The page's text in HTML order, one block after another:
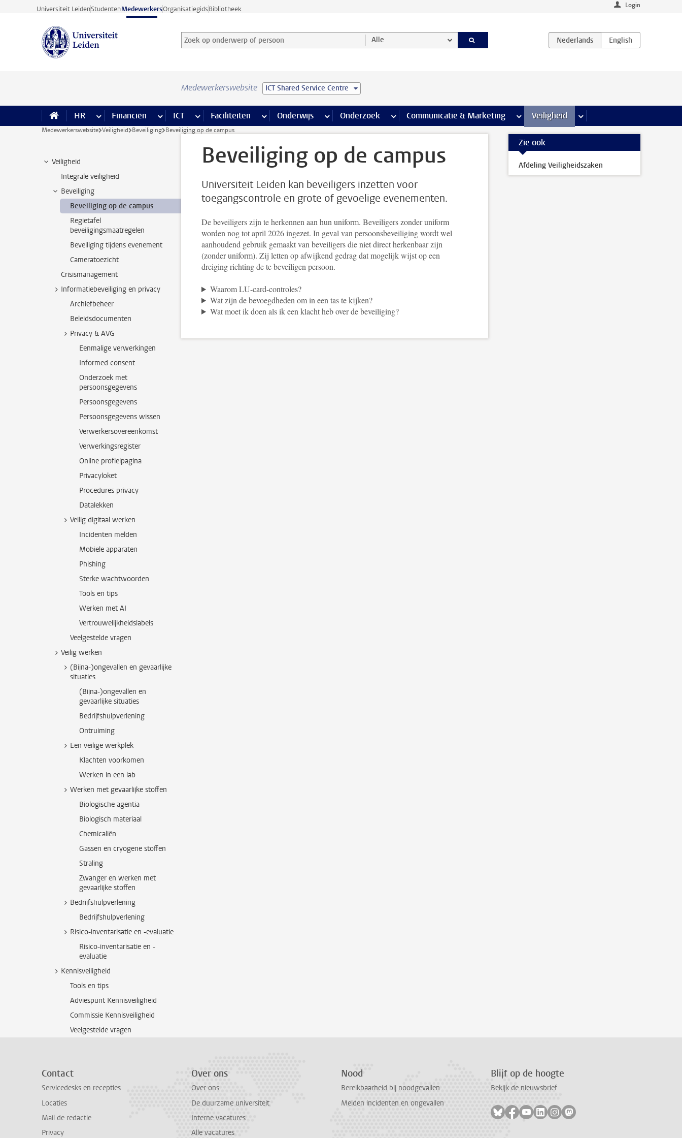
Ga direct naar de inhoud
Universiteit LeidenStudentenMedewerkersOrganisatiegidsBibliotheek Login
Zoek op onderwerp of persoon en selecteer categorie
Zoekterm Alle
Medewerkerswebsite ICT Shared Service Centre
HR meer HR pagina’s
Financiën meer Financiën pagina’s
ICT meer ICT pagina’s
Faciliteiten meer Faciliteiten pagina’s
Onderwijs meer Onderwijs pagina’s
Onderzoek meer Onderzoek pagina’s
Communicatie & Marketing meer Communicatie & Marketing pagina’s
Veiligheid meer Veiligheid pagina’s
Medewerkerswebsite Veiligheid Beveiliging Beveiliging op de campus
Veiligheid
Integrale veiligheid
Beveiliging
Beveiliging op de campus
Regietafel
beveiligingsmaatregelen
Beveiliging tijdens evenement
Cameratoezicht
Crisismanagement
Informatiebeveiliging en privacy
Archiefbeheer
Beleidsdocumenten
Privacy & AVG
Eenmalige verwerkingen
Informed consent
Onderzoek met
persoonsgegevens
Persoonsgegevens
Persoonsgegevens wissen
Verwerkersovereenkomst
Verwerkingsregister
Online profielpagina
Privacyloket
Procedures privacy
Datalekken
Veilig digitaal werken
Incidenten melden
Mobiele apparaten
Phishing
Sterke wachtwoorden
Tools en tips
Werken met AI
Vertrouwelijkheidslabels
Veelgestelde vragen
Veilig werken
(Bijna-)ongevallen en gevaarlijke
situaties
(Bijna-)ongevallen en
gevaarlijke situaties
Bedrijfshulpverlening
Ontruiming
Een veilige werkplek
Klachten voorkomen
Werken in een lab
Werken met gevaarlijke stoffen
Biologische agentia
Biologisch materiaal
Chemicaliën
Gassen en cryogene stoffen
Straling
Zwanger en werken met
gevaarlijke stoffen
Bedrijfshulpverlening
Bedrijfshulpverlening
Risico-inventarisatie en -evaluatie
Risico-inventarisatie en -
evaluatie
Kennisveiligheid
Tools en tips
Adviespunt Kennisveiligheid
Commissie Kennisveiligheid
Veelgestelde vragen
Beveiliging op de campus
Universiteit Leiden kan beveiligers inzetten voor
toegangscontrole en grote of gevoelige evenementen.
De beveiligers zijn te herkennen aan hun uniform. Beveiligers zonder uniform
worden nog tot april 2026 ingezet. In geval van persoonsbeveiliging wordt wel
aanhoudend gebruik gemaakt van beveiligers die niet direct herkenbaar zijn
(zonder uniform). Zij letten op afwijkend gedrag dat mogelijk wijst op een
dreiging richting de te beveiligen persoon.
Waarom LU-card-controles?
Wat zijn de bevoegdheden om in een tas te kijken?
Wat moet ik doen als ik een klacht heb over de beveiliging?
Zie ook
Afdeling Veiligheidszaken
Contact
Servicedesks en recepties
Locaties
Mail de redactie
Privacy
Over ons
Over ons
De duurzame universiteit
Interne vacatures
Alle vacatures
Nood
Bereikbaarheid bij noodgevallen
Melden incidenten en ongevallen
Blijf op de hoogte
Bekijk de nieuwsbrief
Volg ons op bluesky
Volg ons op facebook
Volg ons op youtube
Volg ons op linkedin
Volg ons op instagram
Volg ons op mastodon